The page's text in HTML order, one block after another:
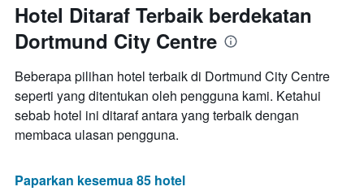
Hotel Ditaraf Terbaik berdekatan
Dortmund City Centre
Beberapa pilihan hotel terbaik di Dortmund City Centre
seperti yang ditentukan oleh pengguna kami. Ketahui
sebab hotel ini ditaraf antara yang terbaik dengan
membaca ulasan pengguna.
Paparkan kesemua 85 hotel